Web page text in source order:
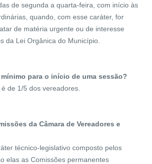
de segunda a quarta-feira, com início às
quando, com esse caráter, for
de matéria urgente ou de interesse
da Lei Orgânica do Município.
para o início de uma sessão?
de 1/5 dos vereadores.
da Câmara de Vereadores e
técnico-legislativo composto pelos
elas as Comissões permanentes